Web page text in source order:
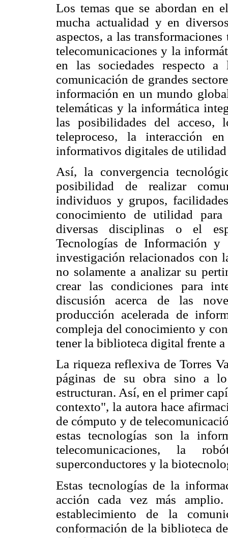
Los temas que se abordan en
mucha actualidad y en
aspectos, a las
telecomunicaciones y la
en las sociedades respecto
comunicación de grandes
información en un mundo
telemáticas y la informática
las posibilidades del
teleproceso, la interacción
informativos digitales de utilidad
Así, la convergencia
posibilidad de realizar
individuos y grupos,
conocimiento de utilidad
diversas disciplinas o el
Tecnologías de Información y
investigación relacionados
no solamente a analizar su
crear las condiciones para
discusión acerca de las
producción acelerada de
compleja del conocimiento y
tener la biblioteca digital frente
La riqueza reflexiva de Torres
páginas de su obra sino a
estructuran. Así, en el primer
contexto", la autora hace
de cómputo y de
estas tecnologías son la
telecomunicaciones, la
superconductores y la
Estas tecnologías de la
acción cada vez más
establecimiento de la
conformación de la biblioteca